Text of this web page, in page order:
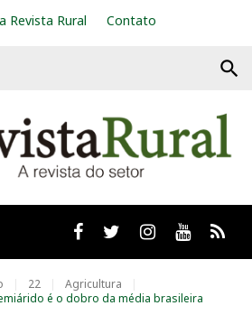
Revista Rural Contato
search
Facebooktwitter Instagram
Youtube
22
Agricultura
é o dobro da média brasileira